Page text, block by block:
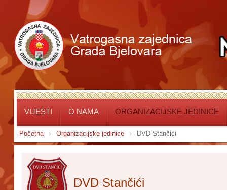
VIJESTI O NAMA ORGANIZACIJSKE JEDINICE
Početna Organizacijske jedinice DVD Stančići
DVD Stančići